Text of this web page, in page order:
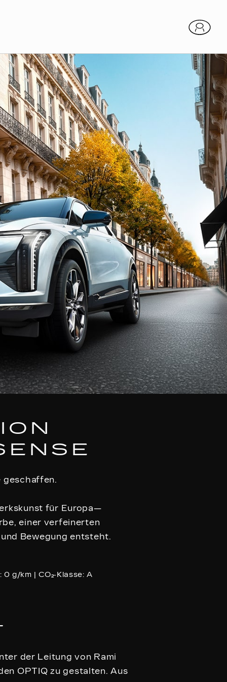
geschaffen.
für Europa—
einer verfeinerten
Bewegung entsteht.
: 0 g/km | CO₂‑Klasse: A
der Leitung von Rami
OPTIQ zu gestalten. Aus